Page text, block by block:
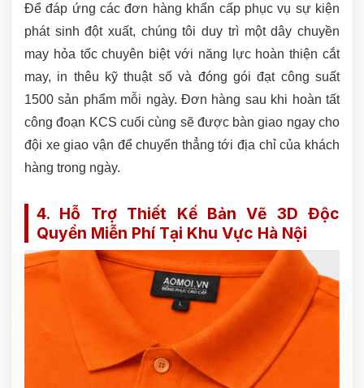
Để đáp ứng các đơn hàng khẩn cấp phục vụ sự kiện
phát sinh đột xuất, chúng tôi duy trì một dây chuyền
may hỏa tốc chuyên biệt với năng lực hoàn thiện cắt
may, in thêu kỹ thuật số và đóng gói đạt công suất
1500 sản phẩm mỗi ngày. Đơn hàng sau khi hoàn tất
công đoạn KCS cuối cùng sẽ được bàn giao ngay cho
đội xe giao vận để chuyển thẳng tới địa chỉ của khách
hàng trong ngày.
4. Hỗ Trợ Thiết Kế Bản Vẽ 3D Độc
Quyền Miễn Phí Tại Khu Vực Hà Nội